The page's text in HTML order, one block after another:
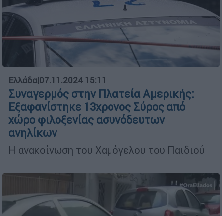
Ελλάδα|07.11.2024 15:11
Συναγερμός στην Πλατεία Αμερικής:
Εξαφανίστηκε 13χρονος Σύρος από
χώρο φιλοξενίας ασυνόδευτων
ανηλίκων
Η ανακοίνωση του Χαμόγελου του Παιδιού